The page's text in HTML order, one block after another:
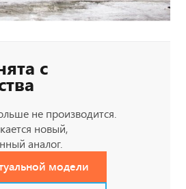
с
не производится.
новый,
аналог.
модели